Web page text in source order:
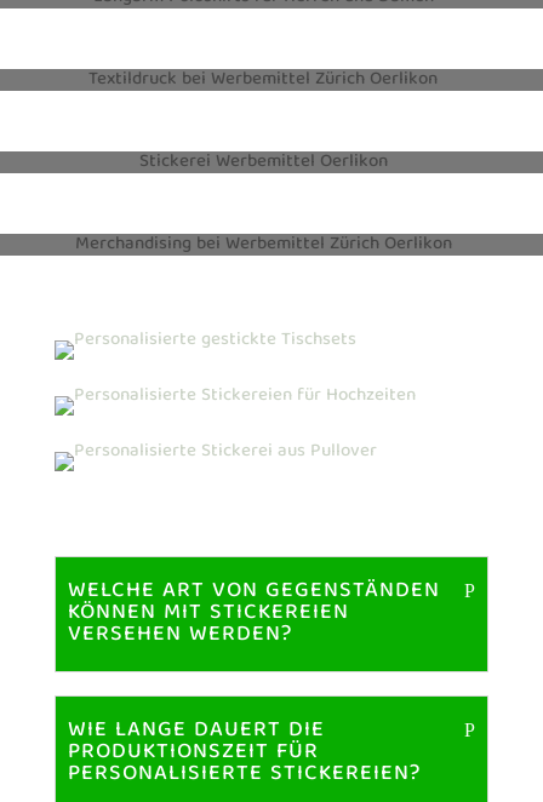
TEXTILIEN
TEXTILDRUCK
STICKEREI
MERCHANDISING
WELCHE ART VON GEGENSTÄNDEN
KÖNNEN MIT STICKEREIEN
VERSEHEN WERDEN?
WIE LANGE DAUERT DIE
PRODUKTIONSZEIT FÜR
PERSONALISIERTE STICKEREIEN?